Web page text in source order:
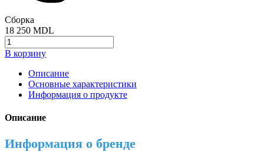
Сборка
18 250 MDL
Количество
товара
Кухонный
гарнитур:
Sandra
Modern,
Дуб,
В корзину
Описание
Основные характеристики
Информация о продукте
Описание
Информация о бренде